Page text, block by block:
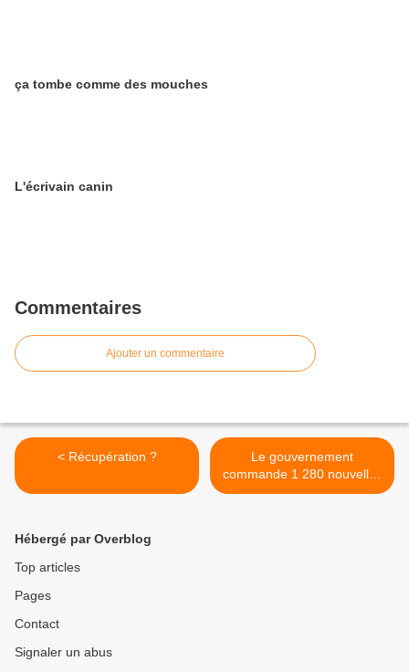
ça tombe comme des mouches
L'écrivain canin
Commentaires
Ajouter un commentaire
< Récupération ?
Le gouvernement
commande 1 280 nouvelles
armes >
Hébergé par Overblog
Top articles
Pages
Contact
Signaler un abus